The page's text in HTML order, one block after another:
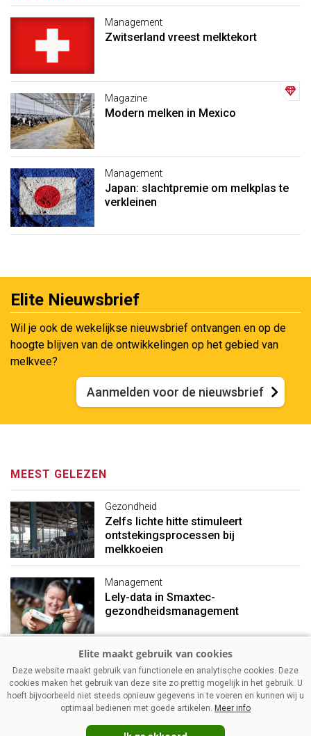
Management
Zwitserland vreest melktekort
Magazine
Modern melken in Mexico
Management
Japan: slachtpremie om melkplas te
verkleinen
Elite Nieuwsbrief
Wil je ook de wekelijkse nieuwsbrief ontvangen en op de
hoogte blijven van de ontwikkelingen op het gebied van
melkvee?
Aanmelden voor de nieuwsbrief
MEEST GELEZEN
Gezondheid
Zelfs lichte hitte stimuleert
ontstekingsprocessen bij
melkkoeien
Management
Lely-data in Smaxtec-
gezondheidsmanagement
Management
Mager melkpoeder: stevigere
prijzen ondanks vakantietijd
Deze website maakt gebruik van functionele en analytische cookies. Deze
cookies maken het gebruik van deze site zo prettig mogelijk in het gebruik. U
hoeft bijvoorbeeld niet steeds opnieuw gegevens in te voeren en kunnen wij u
optimaal bedienen met goede artikelen. Meer info